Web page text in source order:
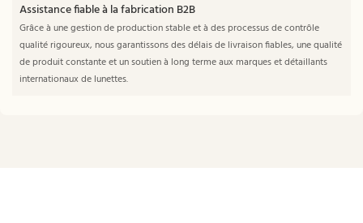
Assistance fiable à la fabrication B2B
Grâce à une gestion de production stable et à des processus de contrôle
qualité rigoureux, nous garantissons des délais de livraison fiables, une qualité
de produit constante et un soutien à long terme aux marques et détaillants
internationaux de lunettes.